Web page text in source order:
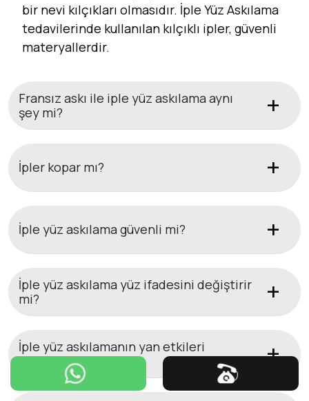
bir nevi kılçıkları olmasıdır. İple Yüz Askılama
tedavilerinde kullanılan kılçıklı ipler, güvenli
materyallerdir.
Fransız askı ile iple yüz askılama aynı
şey mi?
İpler kopar mı?
İple yüz askılama güvenli mi?
İple yüz askılama yüz ifadesini değiştirir
mi?
İple yüz askılamanın yan etkileri
nelerdir?